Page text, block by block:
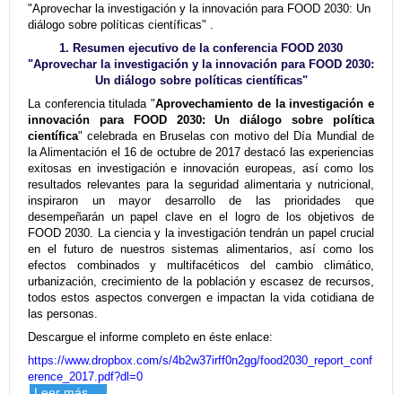
"Aprovechar la investigación y la innovación para FOOD 2030: Un
diálogo sobre políticas científicas" .
1. Resumen ejecutivo de la conferencia FOOD 2030
"Aprovechar la investigación y la innovación para FOOD 2030:
Un diálogo sobre políticas científicas"
La conferencia titulada "Aprovechamiento de la investigación e
innovación para FOOD 2030: Un diálogo sobre política
científica" celebrada en Bruselas con motivo del Día Mundial de
la Alimentación el 16 de octubre de 2017 destacó las experiencias
exitosas en investigación e innovación europeas, así como los
resultados relevantes para la seguridad alimentaria y nutricional,
inspiraron un mayor desarrollo de las prioridades que
desempeñarán un papel clave en el logro de los objetivos de
FOOD 2030. La ciencia y la investigación tendrán un papel crucial
en el futuro de nuestros sistemas alimentarios, así como los
efectos combinados y multifacéticos del cambio climático,
urbanización, crecimiento de la población y escasez de recursos,
todos estos aspectos convergen e impactan la vida cotidiana de
las personas.
Descargue el informe completo en éste enlace:
https://www.dropbox.com/s/4b2w37irff0n2gg/food2030_report_conf
erence_2017.pdf?dl=0